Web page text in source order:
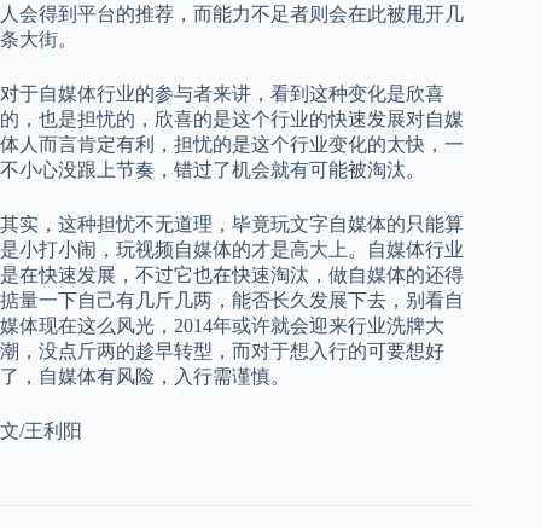
人会得到平台的推荐，而能力不足者则会在此被甩开几
条大街。
对于自媒体行业的参与者来讲，看到这种变化是欣喜
的，也是担忧的，欣喜的是这个行业的快速发展对自媒
体人而言肯定有利，担忧的是这个行业变化的太快，一
不小心没跟上节奏，错过了机会就有可能被淘汰。
其实，这种担忧不无道理，毕竟玩文字自媒体的只能算
是小打小闹，玩视频自媒体的才是高大上。自媒体行业
是在快速发展，不过它也在快速淘汰，做自媒体的还得
掂量一下自己有几斤几两，能否长久发展下去，别看自
媒体现在这么风光，2014年或许就会迎来行业洗牌大
潮，没点斤两的趁早转型，而对于想入行的可要想好
了，自媒体有风险，入行需谨慎。
文/王利阳